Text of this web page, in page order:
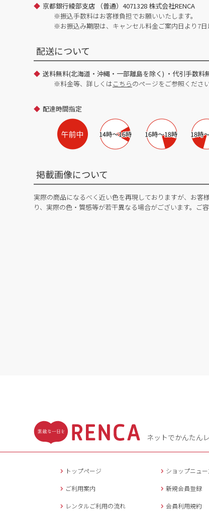
京都銀行綾部支店 （普通）4071328 株式会社RENCA
※振込手数料はお客様負担でお願いいたします。
※お振込み期限は、キャンセル料金ご案内日より7日
配送について
送料無料(北海道・沖縄・一部離島を除く) ・代引手数料
※料金等、詳しくはこちらのページをご参照ください
配達時間指定
掲載画像について
実際の商品になるべく近い色を再現しておりますが、お客
り、実際の色・質感等が若干異なる場合がございます。ご容
ネットでかんたん
トップページ ショップニュー
ご利用案内 新規会員登録
レンタルご利用の流れ 会員利用規約